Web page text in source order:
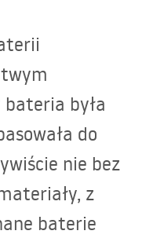
bateria była
do
nie bez
z
baterie